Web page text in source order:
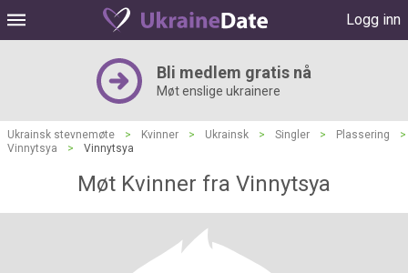
Logg inn
Bli medlem gratis nå
Møt enslige ukrainere
Ukrainsk stevnemøte > Kvinner > Ukrainsk > Singler > Plassering
>
Vinnytsya
> Vinnytsya
Møt Kvinner fra Vinnytsya